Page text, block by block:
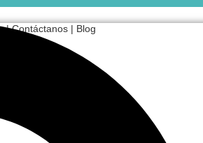
|Contáctanos | Blog